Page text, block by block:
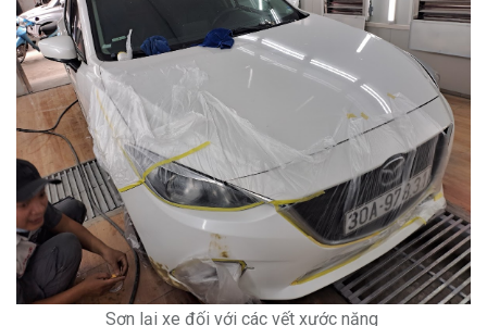
Sơn lại xe đối với các vết xước nặng